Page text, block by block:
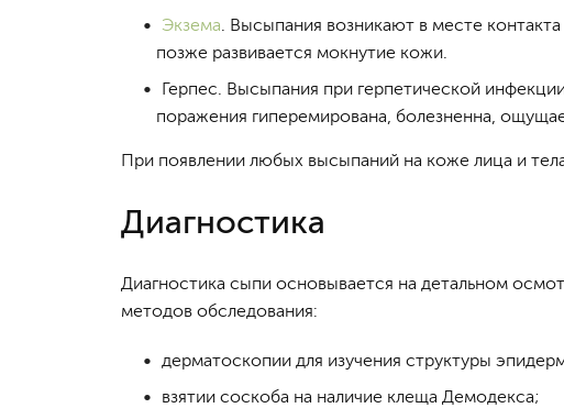
Экзема . Высыпания возникают в месте
позже развивается мокнутие кожи.
Герпес. Высыпания при герпетической
поражения гиперемирована, болезненна,
При появлении любых высыпаний на коже лица и
Диагностика
Диагностика сыпи основывается на детальном
методов обследования:
дерматоскопии для изучения структуры
взятии соскоба на наличие клеща Демодекса;